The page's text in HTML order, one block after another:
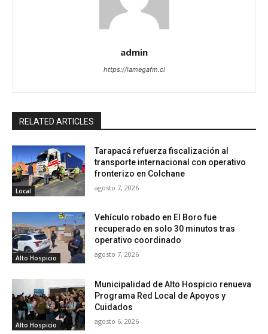
admin
https://lamegafm.cl
RELATED ARTICLES
Local
Tarapacá refuerza fiscalización al
transporte internacional con operativo
fronterizo en Colchane
agosto 7, 2026
Alto Hospicio
Vehículo robado en El Boro fue
recuperado en solo 30 minutos tras
operativo coordinado
agosto 7, 2026
Alto Hospicio
Municipalidad de Alto Hospicio renueva
Programa Red Local de Apoyos y
Cuidados
agosto 6, 2026